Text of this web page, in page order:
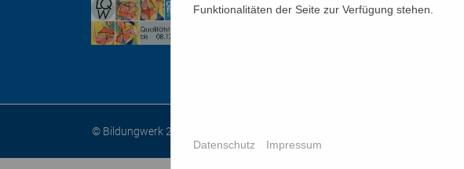
AGB
© Bildungwerk 2026
Funktionalitäten der Seite zur Verfügung stehen.
Datenschutz Impressum